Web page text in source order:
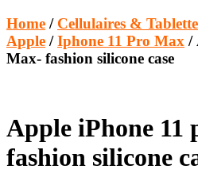
Home / Cellulaires &
Apple /Iphone 11 Pro Max /
Max- fashion silicone case
Apple iPhone 11
fashion silicone